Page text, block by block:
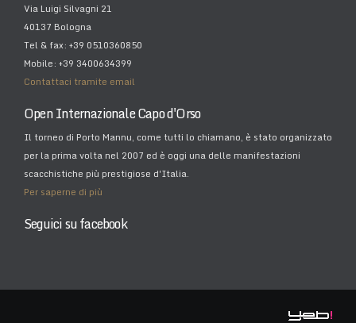
Via Luigi Silvagni 21
40137 Bologna
Tel & fax: +39 0510360850
Mobile: +39 3400634399
Contattaci tramite email
Open Internazionale Capo d'Orso
Il torneo di Porto Mannu, come tutti lo chiamano, è stato organizzato
per la prima volta nel 2007 ed è oggi una delle manifestazioni
scacchistiche più prestigiose d'Italia.
Per saperne di più
Seguici su facebook